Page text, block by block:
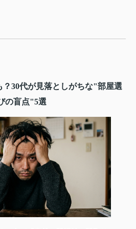
？30代が見落としがちな"部屋選
の盲点"5選